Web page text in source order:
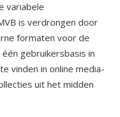
variabele
is verdrongen door
formaten voor de
gebruikersbasis in
vinden in online media-
uit het midden